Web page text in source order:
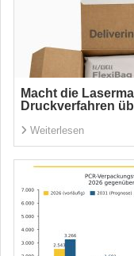
Macht die
Druckverfahren
Weiterlesen